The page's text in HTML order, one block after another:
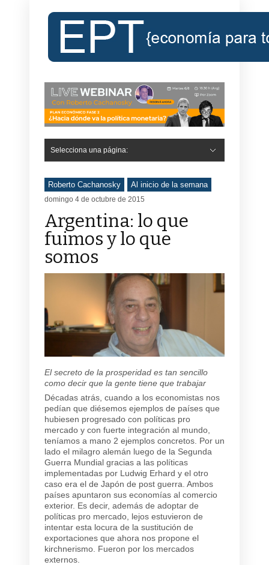
Selecciona una página:
Roberto Cachanosky Al inicio de la semana
domingo 4 de octubre de 2015
Argentina: lo que
fuimos y lo que
somos
El secreto de la prosperidad es tan sencillo
como decir que la gente tiene que trabajar
Décadas atrás, cuando a los economistas nos
pedían que diésemos ejemplos de países que
hubiesen progresado con políticas pro
mercado y con fuerte integración al mundo,
teníamos a mano 2 ejemplos concretos. Por un
lado el milagro alemán luego de la Segunda
Guerra Mundial gracias a las políticas
implementadas por Ludwig Erhard y el otro
caso era el de Japón de post guerra. Ambos
países apuntaron sus economías al comercio
exterior. Es decir, además de adoptar de
políticas pro mercado, lejos estuvieron de
intentar esta locura de la sustitución de
exportaciones que ahora nos propone el
kirchnerismo. Fueron por los mercados
externos.